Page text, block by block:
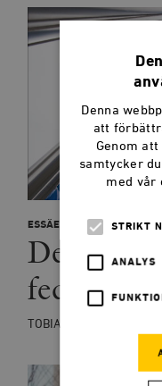
ESSÄER
Den
TOBIAS SAMUELSSON
Denna
att
Genom
samtycker
med vår
STRIKT
ANALYS